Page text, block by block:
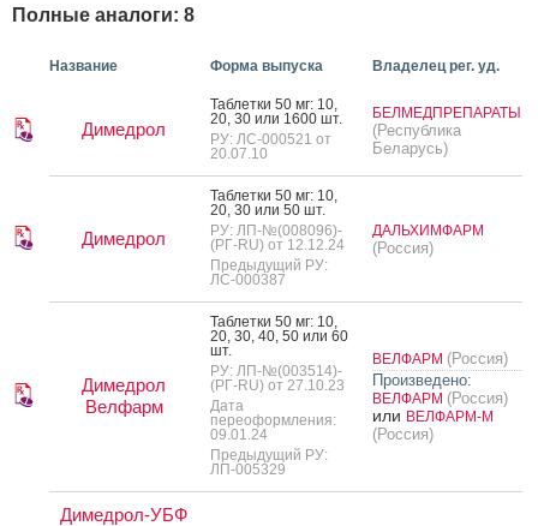
Полные аналоги: 8
Название Форма выпуска Владелец рег. уд.
Димедрол
Таб­летки 50 мг: 10,
20, 30 или 1600 шт.
РУ: ЛС-000521 от
20.07.10
БЕЛМЕДПРЕПАРАТЫ
(Республика
Беларусь)
Димедрол
Таб­летки 50 мг: 10,
20, 30 или 50 шт.
РУ: ЛП-№(008096)-
(РГ-RU) от 12.12.24
Предыдущий РУ:
ЛС-000387
ДАЛЬХИМФАРМ
(Россия)
Димедрол
Велфарм
Таб­летки 50 мг: 10,
20, 30, 40, 50 или 60
шт.
РУ: ЛП-№(003514)-
(РГ-RU) от 27.10.23
Дата
переоформления:
09.01.24
Предыдущий РУ:
ЛП-005329
ВЕЛФАРМ (Россия)
Произведено:
ВЕЛФАРМ (Россия)
или ВЕЛФАРМ-М
(Россия)
Димедрол-УБФ